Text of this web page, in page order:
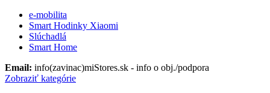
e-mobilita
Smart Hodinky Xiaomi
Slúchadlá
Smart Home
Email: info(zavinac)miStores.sk - info o obj./podpora
Zobraziť kategórie